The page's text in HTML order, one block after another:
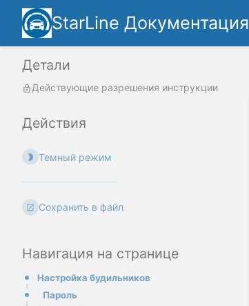
StarLine Документация
Детали
Действующие разрешения инструкции
Действия
Темный режим
Сохранить в файл
Навигация на странице
Настройка будильников
Пароль